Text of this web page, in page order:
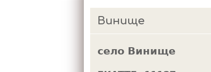
o
Винище
село Винище